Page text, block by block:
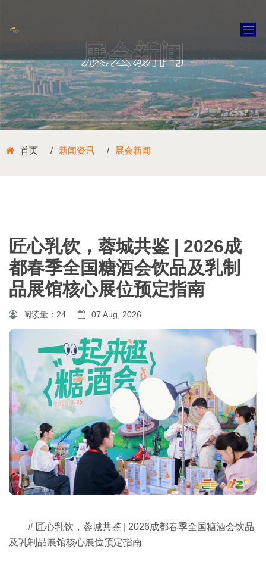
展会新闻
首页 新闻资讯 展会新闻
匠心乳饮，蓉城共鉴 | 2026成
都春季全国糖酒会饮品及乳制
品展馆核心展位预定指南
阅读量： 24 07 Aug, 2026
# 匠心乳饮，蓉城共鉴 | 2026成都春季全国糖酒会饮品
及乳制品展馆核心展位预定指南